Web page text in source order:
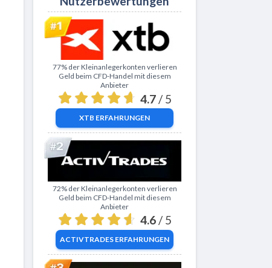
Zu XTB
77% der Kleinanlegerkonten verlieren
Geld beim CFD-Handel mit diesem
Anbieter
4.7 / 5
XTB ERFAHRUNGEN
Zu ActivTrades
72% der Kleinanlegerkonten verlieren
Geld beim CFD-Handel mit diesem
Anbieter
4.6 / 5
ACTIVTRADES ERFAHRUNGEN